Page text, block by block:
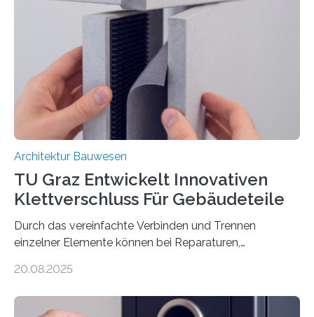
Textilbeton ist ein moderner Verbundwerkstoff, der aus
einer feinkörnigen Betonmatrix und einer textilen
Bewehrung besteht – meist aus Carbon-, Glas- oder
Basaltfasern. Anders als herkömmlicher Stahlbeton, bei
dem Stahlstäbe zur…
Architektur Bauwesen
TU Graz Entwickelt Innovativen
Klettverschluss Für Gebäudeteile
Durch das vereinfachte Verbinden und Trennen
einzelner Elemente können bei Reparaturen,
Material und Bauschutt eingespart werden. Ein
Projekt ReCon gemeinsam mit Unternehmenspartnern
20.08.2025